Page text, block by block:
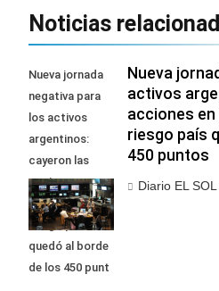
Noticias
Nueva jornada
negativa para
los activos
argentinos:
cayeron las
acciones en
Wall Street y el
riesgo país
quedó al borde
de los 450 punt
Nueva
activos
acciones en
riesgo país
450 puntos
Diario EL SOL